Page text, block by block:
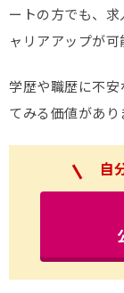
ートの方でも、
ャリアアップが可
学歴や職歴に不
てみる価値があり
自